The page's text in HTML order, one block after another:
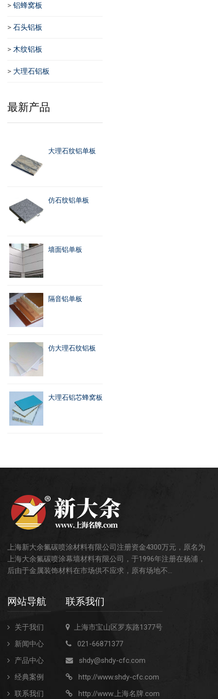
> 铝蜂窝板
> 石头铝板
> 木纹铝板
> 大理石铝板
最新产品
大理石纹铝单板
仿石纹铝单板
墙面铝单板
隔音铝单板
仿大理石纹铝板
大理石铝芯蜂窝板
上海新大余氟碳喷涂材料有限公司注册资金4300万元，原名为
上海大余氟碳喷涂幕墙材料有限公司，于1996年注册在杨浦，
后由于金属装饰材料在市场供不应求，原有场地不...
网站导航
关于我们
新闻中心
产品中心
经典案例
联系我们
联系我们
上海市宝山区罗东路1377号
021-66871377
shdy@shdy-cfc.com
http://www.shdy-cfc.com
http://www.上海名牌.com